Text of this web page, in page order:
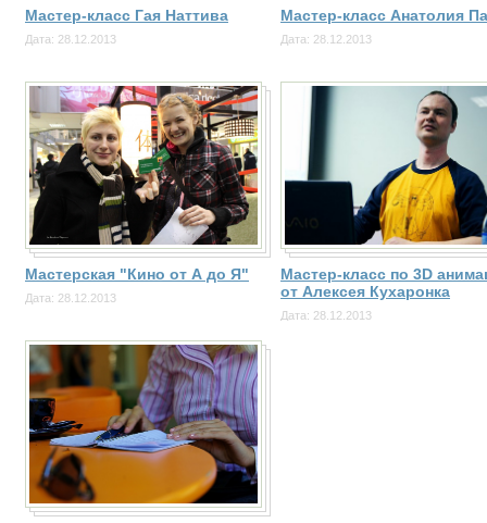
Мастер-класс Гая Наттива
Дата: 28.12.2013
Мастер-класс Анатолия
Дата: 28.12.2013
Мастерская "Кино от А до Я"
Дата: 28.12.2013
Мастер-класс по 3D
от Алексея Кухаронка
Дата: 28.12.2013